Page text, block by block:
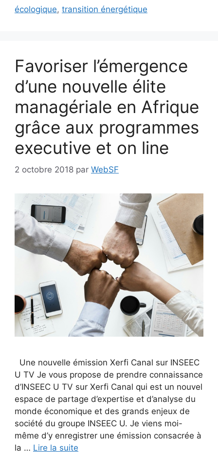
écologique, transition énergétique
Favoriser l’émergence
d’une nouvelle élite
managériale en Afrique
grâce aux programmes
executive et on line
2 octobre 2018 par WebSF
Une nouvelle émission Xerfi Canal sur INSEEC
U TV Je vous propose de prendre connaissance
d’INSEEC U TV sur Xerfi Canal qui est un nouvel
espace de partage d’expertise et d’analyse du
monde économique et des grands enjeux de
société du groupe INSEEC U. Je viens moi-
même d’y enregistrer une émission consacrée à
la … Lire la suite